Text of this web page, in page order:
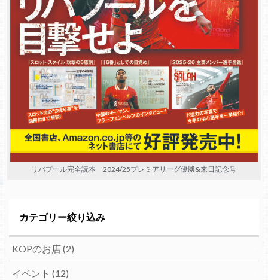
リバプール完全読本 2024/25プレミアリーグ優勝&来日記念号
カテゴリー絞り込み
KOPのお店(2)
イベント (12)